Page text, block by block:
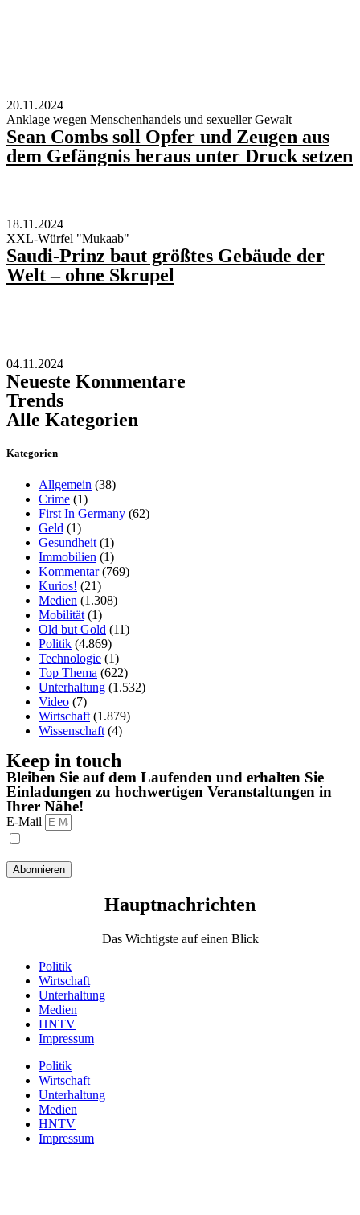
20.11.2024
Anklage wegen Menschenhandels und sexueller Gewalt
Sean Combs soll Opfer und Zeugen aus
dem Gefängnis heraus unter Druck setzen
18.11.2024
XXL-Würfel "Mukaab"
Saudi-Prinz baut größtes Gebäude der
Welt – ohne Skrupel
04.11.2024
Neueste Kommentare
Trends
Alle Kategorien
Kategorien
Allgemein (38)
Crime (1)
First In Germany (62)
Geld (1)
Gesundheit (1)
Immobilien (1)
Kommentar(769)
Kurios! (21)
Medien (1.308)
Mobilität (1)
Old but Gold (11)
Politik (4.869)
Technologie (1)
Top Thema (622)
Unterhaltung (1.532)
Video (7)
Wirtschaft (1.879)
Wissenschaft (4)
Keep in touch
Bleiben Sie auf dem Laufenden und erhalten Sie
Einladungen zu hochwertigen Veranstaltungen in
Ihrer Nähe!
E-Mail
Abonnieren
Hauptnachrichten​
Das Wichtigste auf einen Blick
Politik
Wirtschaft
Unterhaltung
Medien
HNTV
Impressum
Politik
Wirtschaft
Unterhaltung
Medien
HNTV
Impressum